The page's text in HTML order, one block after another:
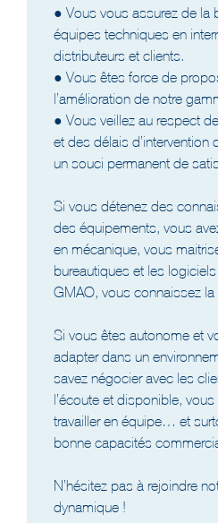
● Vous vous assurez de la
équipes techniques en
distributeurs et clients.
● Vous êtes force de
l’amélioration de notre
● Vous veillez au respect
et des délais d’intervention
un souci permanent de
Si vous détenez des
des équipements, vous
en mécanique, vous
bureautiques et les
GMAO, vous connaissez
Si vous êtes autonome et
adapter dans un
savez négocier avec les
l’écoute et disponible,
travailler en équipe… et
bonne capacités
N’hésitez pas à rejoindre
dynamique !